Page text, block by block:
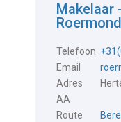
Makelaar
Roermond
Telefoon
Email
Adres
AA
Route